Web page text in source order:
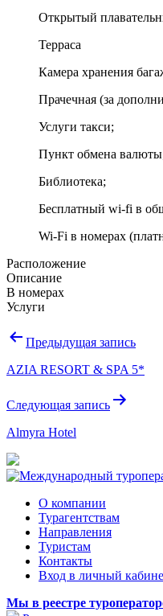
Открытый
Терраса
Камера хранения
Прачечная (за
Услуги такси;
Пункт обмена
Библиотека;
Бесплатный wi-fi в
Wi-Fi в номерах
Расположение
Описание
В номерах
Услуги
Навигация
записям
Предыдущая запись
AZIA RESORT & SPA 5*
Следующая запись
Almyra Hotel
О компании
Турагентствам
Направления
Туристам
Контакты
Вход в личный
Мы в реестре